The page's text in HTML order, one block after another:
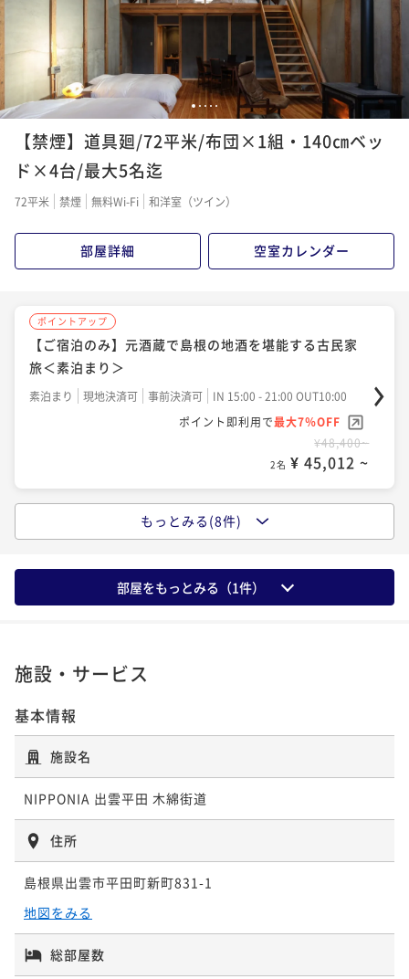
ポイント即利用で最大7％OFF
¥135,200~
2名 ¥ 125,736 ~
ポイント即利用で最大7％OFF
2名 ¥ 66,588 ~
ポイントアップ
【想いを伝える記念日】大切な人へ贈るメッセージプ
レート＜夕朝食付き＞
¥72,600~
2名 ¥ 67,518 ~
ポイントアップ
【温泉ゆったり旅】「いずも縁結び温泉ゆらり」入浴
券＆湯上り石見麦酒ビール付き＜夕朝食付き＞
二食付き 現地決済可 事前決済可
IN 15:00 - 17:30 OUT10:00
ポイント即利用で 最大7％OFF
¥74,200~
2名 ¥ 69,006 ~
【連泊でお得！】出雲でゆったり暮らすように泊まる
現地決済可 事前決済可
IN 15:00 - 17:30 OUT10:00
ポイント即利用で最大7％OFF
2名 ¥ 48,174 ~
ポイントアップ
【早割60】旬の恵みが織りなす料理と地酒を堪能する
古民家旅＜夕朝食付き＞
二食付き 現地決済可
¥67,200~
2名 ¥ 62,496 ~
ポイントアップ
【平日お得旅】通常よりお得！島根の地酒＆郷土料理
を堪能できる古民家旅＜夕朝食付き＞
二食付き 現地決済可 事前決済可
IN 15:00 - 17:30 OUT10:00
ポイント即利用で最大7％OFF
¥69,400~
2名 ¥ 64,542 ~
【日本酒15種飲み放題】旬の恵みが織りなす料理と地
酒を堪能する古民家旅＜夕朝食付き＞
現地決済可 事前決済可
IN 15:00 - 17:30 OUT10:00
ポイントアップ
児無料！家族で楽しむ出雲旅＜夕朝食付き＞
二食付き 現地決済可 事前決済可
ポイント即利用で最大7％OFF
2名 ¥ 68,634 ~
ポイントアップ
レート＜夕朝食付き＞
12 34 5
【禁煙】道具廻/72平米/布団×1組・140㎝ベッ
ド×4台/最大5名迄
72平米 禁煙 無料Wi-Fi 和洋室（ツイン）
部屋詳細 空室カレンダー
ポイントアップ
【ご宿泊のみ】元酒蔵で島根の地酒を堪能する古民家
旅＜素泊まり＞
素泊まり 現地決済可 事前決済可
IN 15:00 - 21:00 OUT10:00
ポイント即利用で最大7％OFF
¥48,400~
2名 ¥ 45,012 ~
【朝食】＆【滞在中日本酒飲み放題付き】島根の地酒
と郷土料理を堪能する古民家旅＜朝食付き＞
現地決済可 事前決済可
IN 15:00 - 21:00 OUT10:00
ポイントアップ
【早割60】旬の恵みが織りなす料理と地酒を堪能する
古民家旅＜夕朝食付き＞
二食付き 現地決済可 事前決済可
ポイント即利用で最大7％OFF
2名 ¥ 64,170 ~
ポイントアップ
【平日お得旅】通常よりお得！島根の地酒＆郷土料理
もっとみる(8件)
部屋をもっとみる（1件）
施設・サービス
基本情報
施設名
NIPPONIA 出雲平田 木綿街道
住所
島根県出雲市平田町新町831-1
地図をみる
総部屋数